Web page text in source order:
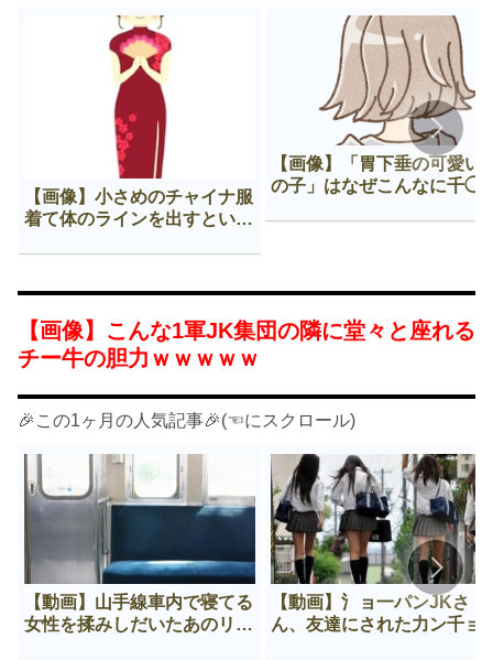
【画像】小さめのチャイナ服
着て体のラインを出すという
【画像】「胃下垂の可愛い
の子」はなぜこんなに千◯
【画像】こんな1軍JK集団の隣に堂々と座れる
チー牛の胆力ｗｗｗｗｗ
🎉この1ヶ月の人気記事🎉(☜にスクロール)
【動画】山手線車内で寝てる
女性を揉みしだいたあのリー
【動画】氵ョ一パンJKさ
ん、友達にされた力ン千ョ